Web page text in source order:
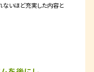
ないほど充実した内容と